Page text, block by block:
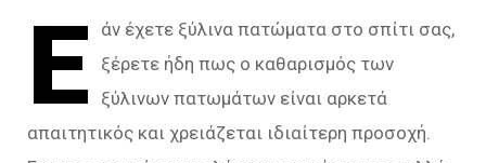
Ε
άν έχετε ξύλινα πατώματα στο σπίτι σας,
ξέρετε ήδη πως ο καθαρισμός των
ξύλινων πατωμάτων είναι αρκετά
απαιτητικός και χρειάζεται ιδιαίτερη προσοχή.